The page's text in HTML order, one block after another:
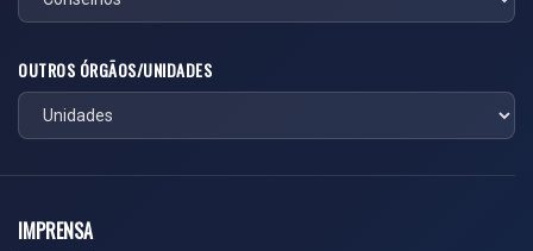
OUTROS ÓRGÃOS/UNIDADES
IMPRENSA